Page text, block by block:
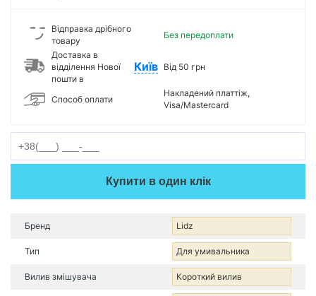
Відправка дрібного
товару
Без передоплати
Доставка в
відділення Нової
пошти в
Київ Від 50 грн
Способ оплати
Накладений платтіж,
Visa/Mastercard
Купити в один клік
Бренд Lidz
Тип Для умивальника
Вилив змішувача Короткий вилив